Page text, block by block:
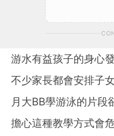
游水有益孩子的身心
不少家長都會安排子
月大BB學游泳的片段
擔心這種教學方式會